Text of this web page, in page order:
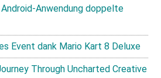
Anwendung doppelte
Event dank Mario Kart 8 Deluxe
Through Uncharted Creative